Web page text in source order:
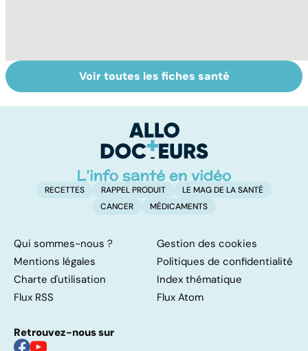
La tuberculose
pulmonaire
Femmes :
comment
Voir toutes les fiches santé
RECETTES RAPPEL PRODUIT
LE MAG DE LA SANTÉ
CANCER
MÉDICAMENTS
Qui sommes-nous ?
Gestion des cookies
Mentions légales
Politiques de confidentialité
Charte d'utilisation
Index thématique
Flux RSS
Flux Atom
Retrouvez-nous sur